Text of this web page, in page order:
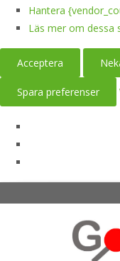
Hantera
Läs mer om dessa
Acceptera
Spara preferenser